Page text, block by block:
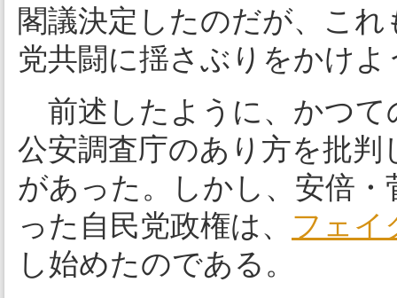
閣議決定したのだが、こ
党共闘に揺さぶりをかけ
前述したように、かつて
公安調査庁のあり方を批
があった。しかし、安倍
った自民党政権は、 フェイ
し始めたのである。